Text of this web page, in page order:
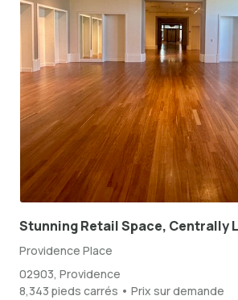
Stunning Retail Space, Centrally
Providence Place
02903, Providence
8,343 pieds carrés • Prix sur demande